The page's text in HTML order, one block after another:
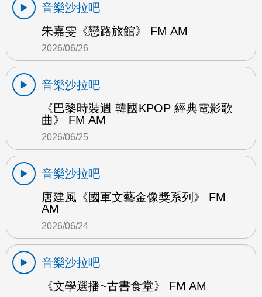
音樂沙拉吧
朱嘉雯《戀路旅館》 FM AM
2026/06/26
音樂沙拉吧
《巴黎時裝週 韓國KPOP 經典電影歌
曲》 FM AM
2026/06/25
音樂沙拉吧
唐建風《國軍文藝金像獎系列》 FM
AM
2026/06/24
音樂沙拉吧
《文學選播~古書食堂》 FM AM